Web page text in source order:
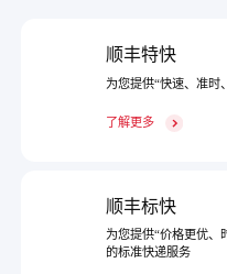
顺丰特快
为您提供“快速、准时
了解更多
顺丰标快
为您提供“价格更优、
的标准快递服务